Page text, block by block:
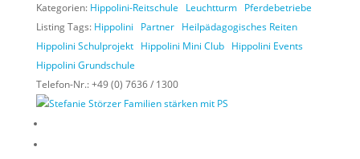
Kategorien: Hippolini-Reitschule Leuchtturm Pferdebetriebe
Listing Tags: Hippolini Partner Heilpädagogisches Reiten
Hippolini Schulprojekt Hippolini Mini Club Hippolini Events
Hippolini Grundschule
Telefon-Nr.:+49 (0) 7636 / 1300